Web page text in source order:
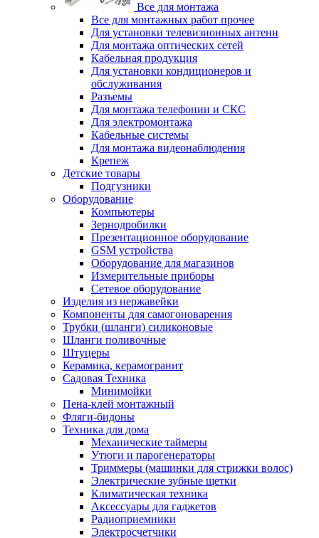
Все для монтажа
Все для монтажных работ прочее
Для установки телевизионных антенн
Для монтажа оптических сетей
Кабельная продукция
Для установки кондиционеров и
обслуживания
Разъемы
Для монтажа телефонии и СКС
Для электромонтажа
Кабельные системы
Для монтажа видеонаблюдения
Крепеж
Детские товары
Подгузники
Оборудование
Компьютеры
Зернодробилки
Презентационное оборудование
GSM устройства
Оборудование для магазинов
Измерительные приборы
Сетевое оборудование
Изделия из нержавейки
Компоненты для самогоноварения
Трубки (шланги) силиконовые
Шланги поливочные
Штуцеры
Керамика, керамогранит
Садовая Техника
Минимойки
Пена-клей монтажный
Фляги-бидоны
Техника для дома
Механические таймеры
Утюги и парогенераторы
Триммеры (машинки для стрижки волос)
Электрические зубные щетки
Климатическая техника
Аксессуары для гаджетов
Радиоприемники
Электросчетчики